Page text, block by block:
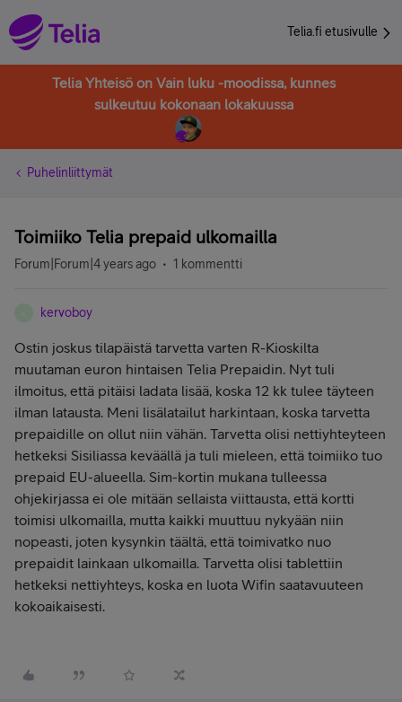
Telia.fi etusivulle
Telia Yhteisö on Vain luku -moodissa, kunnes
sulkeutuu kokonaan lokakuussa
Puhelinliittymät
Toimiiko Telia prepaid ulkomailla
Forum|Forum|4 years ago 1 kommentti
kervoboy
Ostin joskus tilapäistä tarvetta varten R-Kioskilta
muutaman euron hintaisen Telia Prepaidin. Nyt tuli
ilmoitus, että pitäisi ladata lisää, koska 12 kk tulee täyteen
ilman latausta. Meni lisälatailut harkintaan, koska tarvetta
prepaidille on ollut niin vähän. Tarvetta olisi nettiyhteyteen
hetkeksi Sisiliassa keväällä ja tuli mieleen, että toimiiko tuo
prepaid EU-alueella. Sim-kortin mukana tulleessa
ohjekirjassa ei ole mitään sellaista viittausta, että kortti
toimisi ulkomailla, mutta kaikki muuttuu nykyään niin
nopeasti, joten kysynkin täältä, että toimivatko nuo
prepaidit lainkaan ulkomailla. Tarvetta olisi tablettiin
hetkeksi nettiyhteys, koska en luota Wifin saatavuuteen
kokoaikaisesti.